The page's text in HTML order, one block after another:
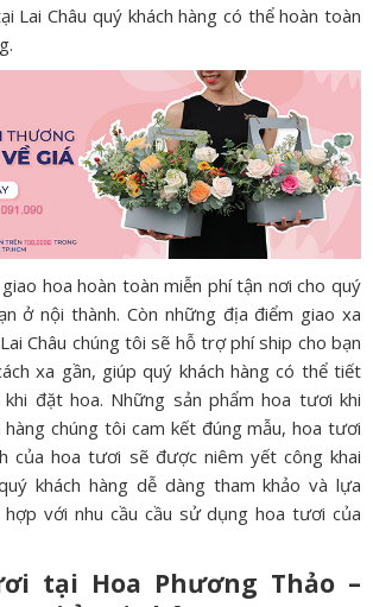
Lai Châu quý khách hàng có thể hoàn toàn
hoa hoàn toàn miễn phí tận nơi cho quý
ở nội thành. Còn những địa điểm giao xa
Châu chúng tôi sẽ hỗ trợ phí ship cho bạn
xa gần, giúp quý khách hàng có thể tiết
đặt hoa. Những sản phẩm hoa tươi khi
chúng tôi cam kết đúng mẫu, hoa tươi
của hoa tươi sẽ được niêm yết công khai
khách hàng dễ dàng tham khảo và lựa
hợp với nhu cầu cầu sử dụng hoa tươi của
tại Hoa Phương Thảo –